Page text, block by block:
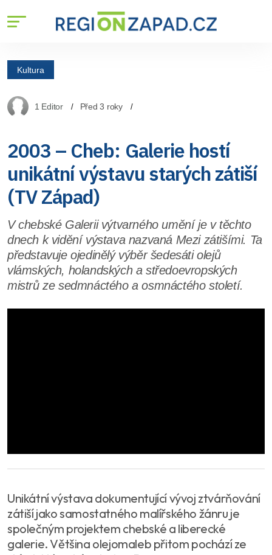
Kultura
1 Editor Před 3 roky
2003 – Cheb: Galerie hostí
unikátní výstavu starých zátiší
(TV Západ)
V chebské Galerii výtvarného umění je v těchto
dnech k vidění výstava nazvaná Mezi zátišími. Ta
představuje ojedinělý výběr šedesáti olejů
vlámských, holandských a středoevropských
mistrů ze sedmnáctého a osmnáctého století.
Unikátní výstava dokumentující vývoj ztvárňování
zátiší jako samostatného malířského žánru je
společným projektem chebské a liberecké
galerie. Většina olejomaleb přitom pochází ze